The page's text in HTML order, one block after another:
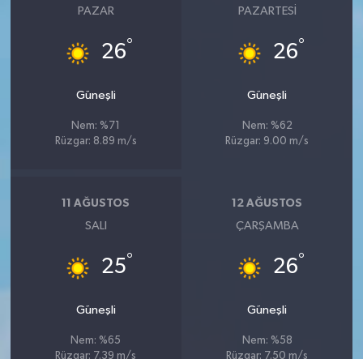
PAZAR
26°
Güneşli
Nem: %71
Rüzgar: 8.89 m/s
PAZARTESI
26°
Güneşli
Nem: %62
Rüzgar: 9.00 m/s
11 AĞUSTOS
SALI
25°
Güneşli
Nem: %65
Rüzgar: 7.39 m/s
12 AĞUSTOS
ÇARŞAMBA
26°
Güneşli
Nem: %58
Rüzgar: 7.50 m/s